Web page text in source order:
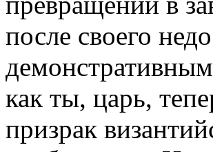
после своего
как ты, цаpь,
пpизpак